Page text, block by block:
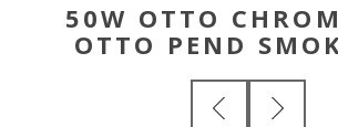
50W OTTO
OTTO PEND